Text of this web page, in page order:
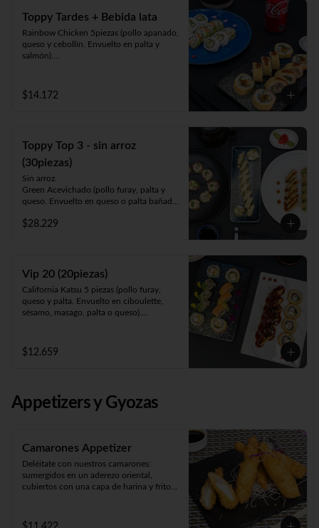
Toppy Tardes + Bebida lata
Rainbow Chicken 5piezas (pollo apanado,
queso y cebollín. Envuelto en palta y
salmón).
Panko Mushroom 10piezas (champiñón,
queso y cebollín. Frito en Panko).
$14.172
Toppy Top 3 - sin arroz
(30piezas)
Sin arroz.
Green Acevichado (pollo furay, palta y
queso. Envuelto en queso o palta bañada
Acevichado Top (camarón furay, atún,
camarón furay o pollo furay. Envuelto en
pollo y Frito en panko acompañado de
salsa teriyaki).
$28.229
Vip 20 (20piezas)
California Katsu 5 piezas (pollo furay,
queso y palta. Envuelto en ciboulette,
sésamo, masago, palta o queso).
palta).
Panko Ebi 10 piezas (camarón, queso y
$12.659
Appetizers y Gyozas
Camarones Appetizer
Deléitate con nuestros camarones:
sumergidos en un aderezo oriental,
cubiertos con una capa de harina y fritos
de cinco unidades repletas de sabor!